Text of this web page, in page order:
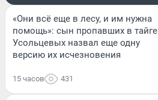
«Они всё еще в лесу, и им нужна
помощь»: сын пропавших в тайге
Усольцевых назвал еще одну
версию их исчезновения
15 часов 431